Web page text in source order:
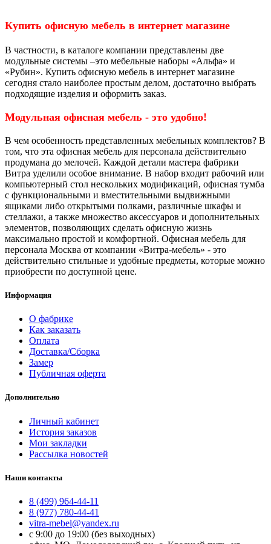
Купить офисную мебель в интернет магазине
В частности, в каталоге компании представлены две
модульные системы –это мебельные наборы «Альфа» и
«Рубин». Купить офисную мебель в интернет магазине
сегодня стало наиболее простым делом, достаточно выбрать
подходящие изделия и оформить заказ.
Модульная офисная мебель - это удобно!
В чем особенность представленных мебельных комплектов? В
том, что эта офисная мебель для персонала действительно
продумана до мелочей. Каждой детали мастера фабрики
Витра уделили особое внимание. В набор входит рабочий или
компьютерный стол нескольких модификаций, офисная тумба
с функциональными и вместительными выдвижными
ящиками либо открытыми полками, различные шкафы и
стеллажи, а также множество аксессуаров и дополнительных
элементов, позволяющих сделать офисную жизнь
максимально простой и комфортной. Офисная мебель для
персонала Москва от компании «Витра-мебель» - это
действительно стильные и удобные предметы, которые можно
приобрести по доступной цене.
Информация
О фабрике
Как заказать
Оплата
Доставка/Сборка
Замер
Публичная оферта
Дополнительно
Личный кабинет
История заказов
Мои закладки
Рассылка новостей
Наши контакты
8 (499) 964-44-11
8 (977) 780-44-41
vitra-mebel@yandex.ru
с 9:00 до 19:00 (без выходных)